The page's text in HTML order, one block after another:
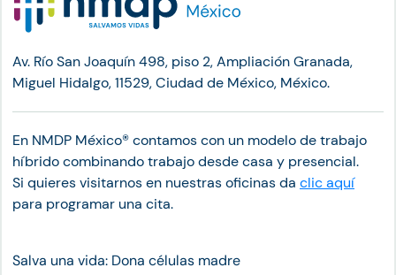
Av. Río San Joaquín 498, piso 2, Ampliación Granada,
Miguel Hidalgo, 11529, Ciudad de México, México.
En NMDP México®︎ contamos con un modelo de trabajo
híbrido combinando trabajo desde casa y presencial.
Si quieres visitarnos en nuestras oficinas da clic aquí
para programar una cita.
Salva una vida: Dona células madre